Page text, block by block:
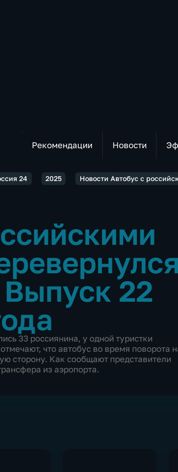
Рекомендации Новости
24 2025 Новости Автобус с
Выпуск 22
33 россиянина, у одной туристки
что автобус во время поворота
сторону. Как сообщают представители
из аэропорта.